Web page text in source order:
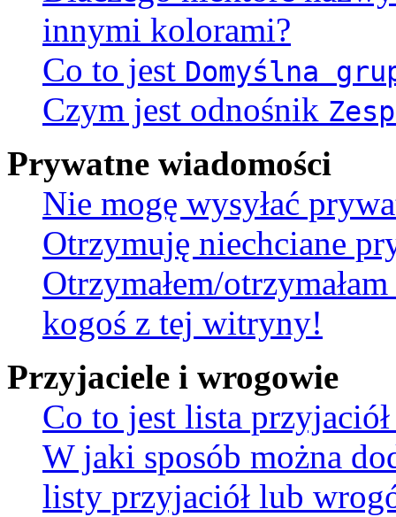
innymi kolorami?
Co to jest Domyślna
Czym jest odnośnik
Prywatne wiadomości
Nie mogę wysyłać
Otrzymuję niechciane
Otrzymałem/
kogoś z tej witryny!
Przyjaciele i wrogowie
Co to jest lista
W jaki sposób można
listy przyjaciół lub